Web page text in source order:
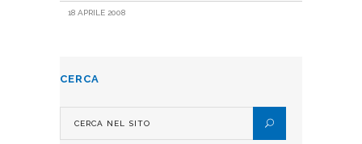
18 APRILE 2008
CERCA